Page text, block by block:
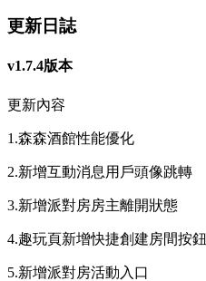
更新日誌
v1.7.4版本
更新內容
1.森森酒館性能優化
2.新增互動消息用戶頭像跳轉
3.新增派對房房主離開狀態
4.趣玩頁新增快捷創建房間按鈕
5.新增派對房活動入口